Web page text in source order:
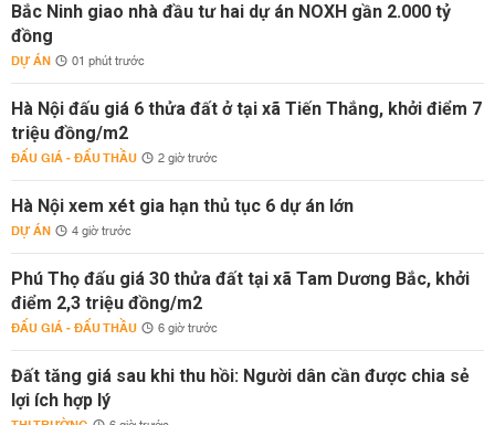
Bắc Ninh giao nhà đầu tư hai dự án NOXH gần 2.000 tỷ
đồng
DỰ ÁN 01 phút trước
Hà Nội đấu giá 6 thửa đất ở tại xã Tiến Thắng, khởi điểm 7
triệu đồng/m2
ĐẤU GIÁ - ĐẤU THẦU 2 giờ trước
Hà Nội xem xét gia hạn thủ tục 6 dự án lớn
DỰ ÁN 4 giờ trước
Phú Thọ đấu giá 30 thửa đất tại xã Tam Dương Bắc, khởi
điểm 2,3 triệu đồng/m2
ĐẤU GIÁ - ĐẤU THẦU 6 giờ trước
Đất tăng giá sau khi thu hồi: Người dân cần được chia sẻ
lợi ích hợp lý